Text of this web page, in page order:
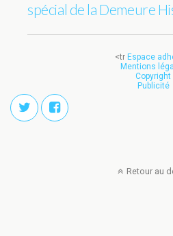
spécial de la Demeure
<tr Espace
Mentions
Copyright
Publicité
Retour au